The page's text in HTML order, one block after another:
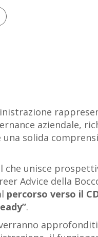
aziendale,
solida
unisce
Advice della
percorso verso il
.